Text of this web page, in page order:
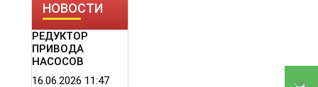
НОВОСТИ
РЕДУКТОР
ПРИВОДА
НАСОСОВ
16.06.2026 11:47